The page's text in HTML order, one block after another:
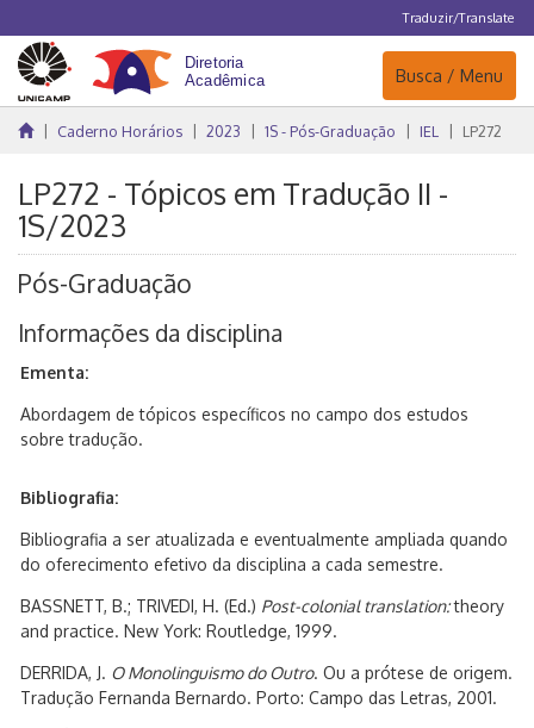
Traduzir/Translate
Navegação
Busca / Menu
Caderno Horários 2023 1S - Pós-Graduação IEL LP272
LP272 - Tópicos em Tradução II -
1S/2023
Pós-Graduação
Informações da disciplina
Ementa:
Abordagem de tópicos específicos no campo dos estudos
sobre tradução.
Bibliografia:
Bibliografia a ser atualizada e eventualmente ampliada quando
do oferecimento efetivo da disciplina a cada semestre.
BASSNETT, B.; TRIVEDI, H. (Ed.) Post-colonial translation:theory
and practice. New York: Routledge, 1999.
DERRIDA, J. O Monolinguismo do Outro. Ou a prótese de origem.
Tradução Fernanda Bernardo. Porto: Campo das Letras, 2001.